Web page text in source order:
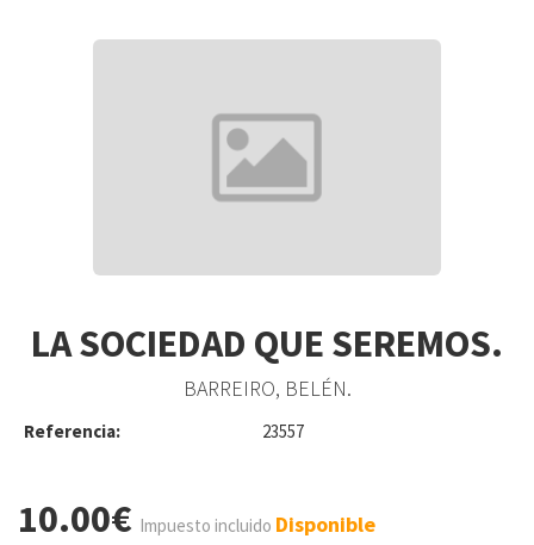
LA SOCIEDAD QUE SEREMOS.
BARREIRO, BELÉN.
Referencia: 23557
10.00€ Impuesto incluido Disponible